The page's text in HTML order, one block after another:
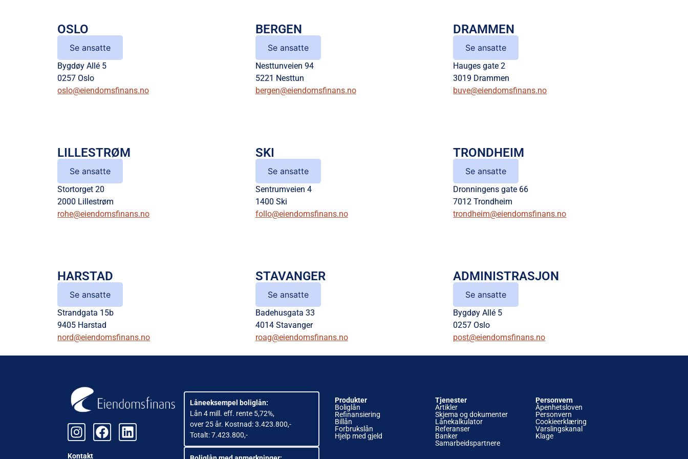
OSLO
Se ansatte
Bygdøy Allé 5
0257 Oslo
oslo@eiendomsfinans.no
BERGEN
Se ansatte
Nesttunveien 94
5221 Nesttun
bergen@eiendomsfinans.no
DRAMMEN
Se ansatte
Hauges gate 2
3019 Drammen
buve@eiendomsfinans.no
LILLESTRØM
Se ansatte
Stortorget 20
2000 Lillestrøm
rohe@eiendomsfinans.no
SKI
Se ansatte
Sentrumveien 4
1400 Ski
follo@eiendomsfinans.no
TRONDHEIM
Se ansatte
Dronningens gate 66
7012 Trondheim
trondheim@eiendomsfinans.no
HARSTAD
Se ansatte
Strandgata 15b
9405 Harstad
nord@eiendomsfinans.no
STAVANGER
Se ansatte
Badehusgata 33
4014 Stavanger
roag@eiendomsfinans.no
ADMINISTRASJON
Se ansatte
Bygdøy Allé 5
0257 Oslo
post@eiendomsfinans.no
Kontakt
Låneeksempel boliglån:
Lån 4 mill. eff. rente 5,72%,
over 25 år. Kostnad: 3.423.800,-
Totalt: 7.423.800,-
Produkter
Boliglån
Refinansiering
Billån
Forbrukslån
Hjelp med gjeld
Tjenester
Artikler
Skjema og dokumenter
Lånekalkulator
Referanser
Banker
Samarbeidspartnere
Personvern
Åpenhetsloven
Personvern
Cookieerklæring
Varslingskanal
Klage